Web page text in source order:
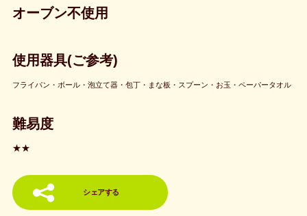
オーブン不使用
使用器具(ご参考)
フライパン・ボール・泡立て器・包丁・まな板・スプーン・お玉・ペーパータオル
難易度
★★
シェアする